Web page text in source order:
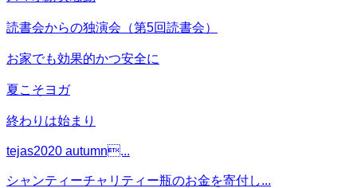
読書会からの独演会（第5回読書会）
お家でも効果的かつ安全に
夏こそヨガ
終わりは始まり
tejas2020 autumn...
シャンティーチャリティー瓶のお金を寄付し...